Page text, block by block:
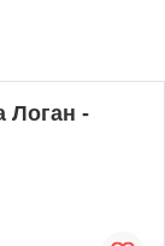
Логан -